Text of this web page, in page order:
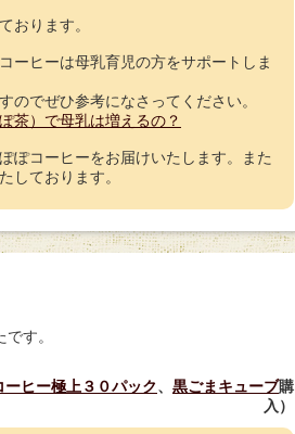
おります。
ーヒーは母乳育児の方をサポートしま
のでぜひ参考になさってください。
茶）で母乳は増えるの？
ぽコーヒーをお届けいたします。また
しております。
す。
ーヒー極上３０パック、 黒ごまキューブ購
入）